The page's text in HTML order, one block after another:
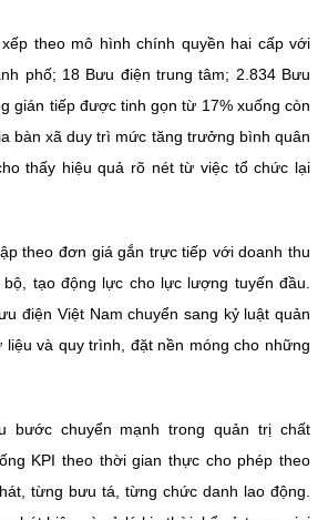
English
Theo dõi MST: Góp ý
Khoa học và Công nghệ (MST)
Nguyễn Thị Hải Hằng
thông Khoa học và Công nghệ.
TTĐT - 18 Nguyễn Du, TP. Hà Nội
Bộ Khoa Học và Công Nghệ
theo mô hình chính quyền hai cấp với
phố; 18 Bưu điện trung tâm; 2.834 Bưu
gián tiếp được tinh gọn từ 17% xuống còn
bàn xã duy trì mức tăng trưởng bình quân
thấy hiệu quả rõ nét từ việc tổ chức lại
theo đơn giá gắn trực tiếp với doanh thu
tạo động lực cho lực lượng tuyến đầu.
điện Việt Nam chuyển sang kỷ luật quản
liệu và quy trình, đặt nền móng cho những
bước chuyển mạnh trong quản trị chất
KPI theo thời gian thực cho phép theo
từng bưu tá, từng chức danh lao động.